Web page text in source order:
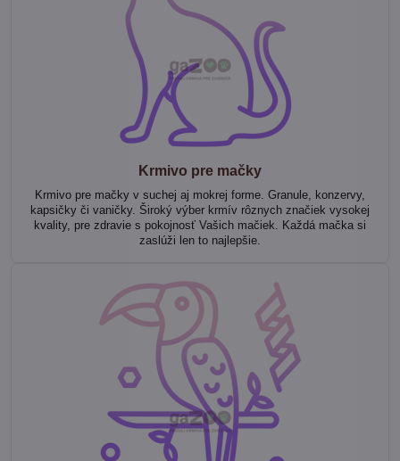
Krmivo pre mačky
Krmivo pre mačky v suchej aj mokrej forme. Granule, konzervy,
kapsičky či vaničky. Široký výber krmív rôznych značiek vysokej
kvality, pre zdravie s pokojnosť Vašich mačiek. Každá mačka si
zaslúži len to najlepšie.